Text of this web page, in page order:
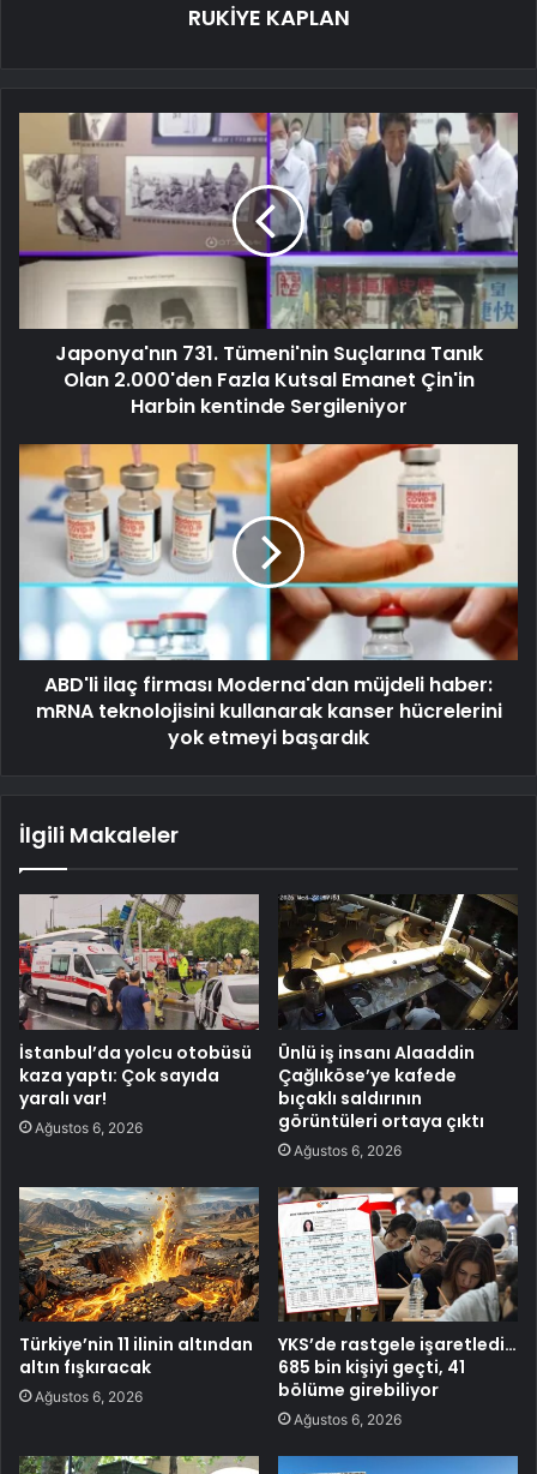
RUKİYE KAPLAN
Japonya'nın 731. Tümeni'nin Suçlarına Tanık
Olan 2.000'den Fazla Kutsal Emanet Çin'in
Harbin kentinde Sergileniyor
ABD'li ilaç firması Moderna'dan müjdeli haber:
mRNA teknolojisini kullanarak kanser hücrelerini
yok etmeyi başardık
İlgili Makaleler
İstanbul’da yolcu otobüsü
kaza yaptı: Çok sayıda
yaralı var!
Ağustos 6, 2026
Ünlü iş insanı Alaaddin
Çağlıköse’ye kafede
bıçaklı saldırının
görüntüleri ortaya çıktı
Ağustos 6, 2026
Türkiye’nin 11 ilinin altından
altın fışkıracak
Ağustos 6, 2026
YKS’de rastgele işaretledi…
685 bin kişiyi geçti, 41
bölüme girebiliyor
Ağustos 6, 2026